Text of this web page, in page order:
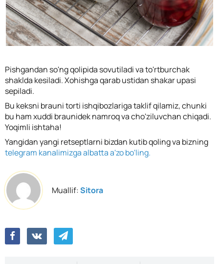
Pishgandan so'ng qolipida sovutiladi va to'rtburchak
shaklda kesiladi. Xohishga qarab ustidan shakar upasi
sepiladi.
Bu keksni brauni torti ishqibozlariga taklif qilamiz, chunki
bu ham xuddi braunidek namroq va cho'ziluvchan chiqadi.
Yoqimli ishtaha!
Yangidan yangi retseptlarni bizdan kutib qoling va bizning
telegram kanalimizga albatta a'zo bo'ling.
Muallif:Sitora